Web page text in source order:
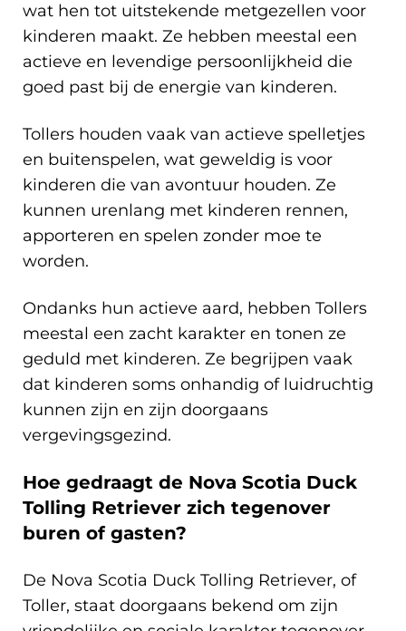
wat hen tot uitstekende metgezellen voor
kinderen maakt. Ze hebben meestal een
actieve en levendige persoonlijkheid die
goed past bij de energie van kinderen.
Tollers houden vaak van actieve spelletjes
en buitenspelen, wat geweldig is voor
kinderen die van avontuur houden. Ze
kunnen urenlang met kinderen rennen,
apporteren en spelen zonder moe te
worden.
Ondanks hun actieve aard, hebben Tollers
meestal een zacht karakter en tonen ze
geduld met kinderen. Ze begrijpen vaak
dat kinderen soms onhandig of luidruchtig
kunnen zijn en zijn doorgaans
vergevingsgezind.
Hoe gedraagt de Nova Scotia Duck
Tolling Retriever zich tegenover
buren of gasten?
De Nova Scotia Duck Tolling Retriever, of
Toller, staat doorgaans bekend om zijn